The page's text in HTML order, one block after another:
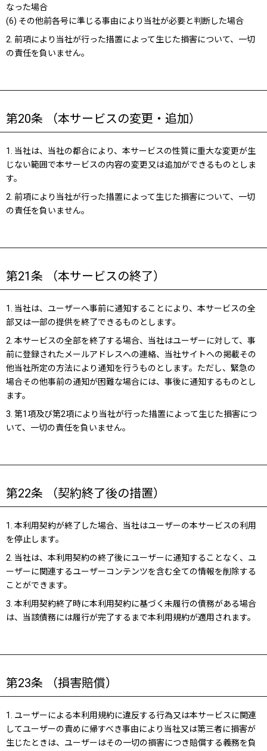
なった場合
(6) その他前各号に準じる事由により当社が必要と判断した場合
2. 前項により当社が行った措置によって生じた損害について、一切
の責任を負いません。
第20条 （本サービスの変更・追加）
1. 当社は、当社の都合により、本サービスの性質に重大な変更が生
じない範囲で本サービスの内容の変更又は追加ができるものとしま
す。
2. 前項により当社が行った措置によって生じた損害について、一切
の責任を負いません。
第21条 （本サービスの終了）
1. 当社は、ユーザーへ事前に通知することにより、本サービスの全
部又は一部の提供を終了できるものとします。
2. 本サービスの全部を終了する場合、当社はユーザーに対して、事
前に登録されたメールアドレスへの連絡、当社サイトへの掲載その
他当社所定の方法により通知を行うものとします。ただし、緊急の
場合その他事前の通知が困難な場合には、事後に通知するものとし
ます。
3. 第1項及び第2項により当社が行った措置によって生じた損害につ
いて、一切の責任を負いません。
第22条 （契約終了後の措置）
1. 本利用契約が終了した場合、当社はユーザーの本サービスの利用
を停止します。
2. 当社は、本利用契約の終了後にユーザーに通知することなく、ユ
ーザーに関連するユーザーコンテンツを含む全ての情報を削除する
ことができます。
3. 本利用契約終了時に本利用契約に基づく未履行の債務がある場合
は、当該債務には履行が完了するまで本利用規約が適用されます。
第23条 （損害賠償）
1. ユーザーによる本利用規約に違反する行為又は本サービスに関連
してユーザーの責めに帰すべき事由により当社又は第三者に損害が
生じたときは、ユーザーはその一切の損害につき賠償する義務を負